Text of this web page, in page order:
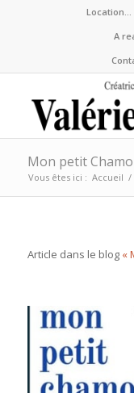
Location…
A
Mon petit
Vous êtes ici : Accueil /
Article dans le blog «